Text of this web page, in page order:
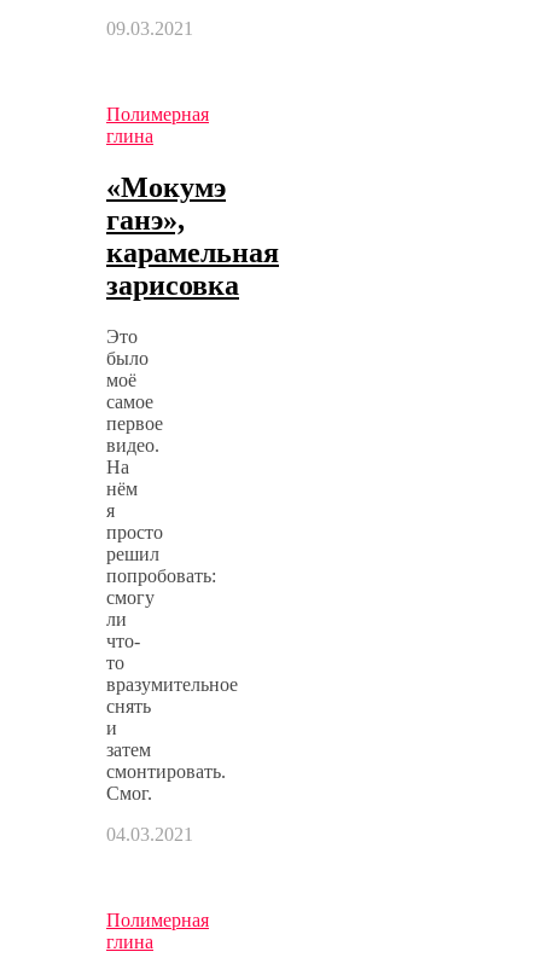
09.03.2021
Полимерная
глина
«Мокумэ
ганэ»,
карамельная
зарисовка
Это
было
моё
самое
первое
видео.
На
нём
я
просто
решил
попробовать:
смогу
ли
что-
то
вразумительное
снять
и
затем
смонтировать.
Смог.
04.03.2021
Полимерная
глина